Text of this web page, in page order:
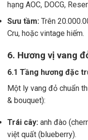
hạng AOC, DOCG,
Sưu tầm: Trên
Cru, hoặc vintage hiếm.
6. Hương vị vang
6.1 Tầng hương đặc
Một ly vang đỏ chuẩn
& bouquet):
Trái cây: anh đào
việt quất (blueberry).